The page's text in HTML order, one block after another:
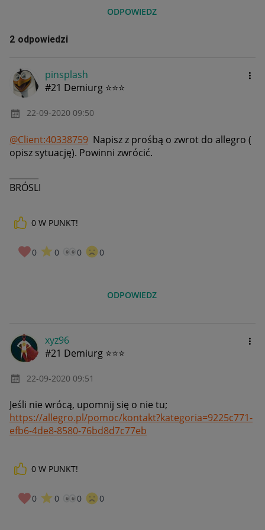
ODPOWIEDZ
2 odpowiedzi
pinsplash
#21 Demiurg ⭐⭐⭐
‎22-09-2020 09:50
@Client:40338759 Napisz z prośbą o zwrot do allegro (
opisz sytuację). Powinni zwrócić.
BRÓSLI
0 W PUNKT!
0 0 0 0
ODPOWIEDZ
xyz96
#21 Demiurg ⭐⭐⭐
‎22-09-2020 09:51
Jeśli nie wrócą, upomnij się o nie tu;
https://allegro.pl/pomoc/kontakt?kategoria=9225c771-
efb6-4de8-8580-76bd8d7c77eb
0 W PUNKT!
0 0 0 0